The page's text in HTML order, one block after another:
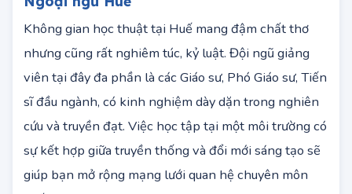
Ngoại ngữ Huế
Không gian học thuật tại Huế mang đậm chất thơ
nhưng cũng rất nghiêm túc, kỷ luật. Đội ngũ giảng
viên tại đây đa phần là các Giáo sư, Phó Giáo sư, Tiến
sĩ đầu ngành, có kinh nghiệm dày dặn trong nghiên
cứu và truyền đạt. Việc học tập tại một môi trường có
sự kết hợp giữa truyền thống và đổi mới sáng tạo sẽ